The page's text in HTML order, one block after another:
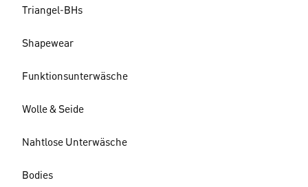
Triangel-BHs
Shapewear
Funktionsunterwäsche
Wolle & Seide
Nahtlose Unterwäsche
Bodies